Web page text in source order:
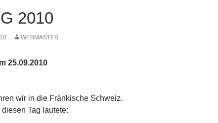
2010
WEBMASTER
25.09.2010
wir in die Fränkische Schweiz.
Tag lautete: